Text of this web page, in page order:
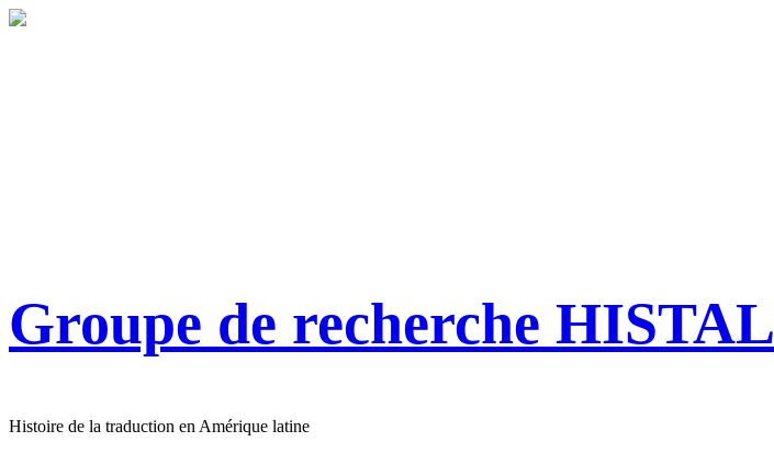
Groupe de recherche HISTAL
Histoire de la traduction en Amérique latine